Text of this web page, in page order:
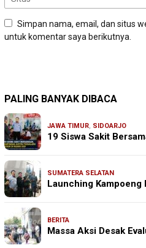
Simpan nama, email, dan situs
untuk komentar saya berikutnya.
PALING BANYAK DIBACA
JAWA TIMUR, SIDOARJO
19 Siswa Sakit
SUMATERA SELATAN
Launching Kampoeng
BERITA
Massa Aksi Desak